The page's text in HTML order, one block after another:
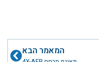
המאמר הבאהבא